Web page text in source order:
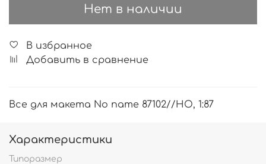
Нет в наличии
В избранное
Добавить в сравнение
Все для макета No name 87102//HO, 1:87
Характеристики
Типоразмер